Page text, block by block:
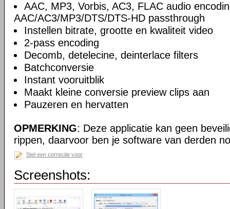
AAC, MP3, Vorbis, AC3, FLAC audio
AAC/AC3/MP3/DTS/DTS-HD passthrough
Instellen bitrate, grootte en kwaliteit video
2-pass encoding
Decomb, detelecine, deinterlace filters
Batchconversie
Instant vooruitblik
Maakt kleine conversie preview clips aan
Pauzeren en hervatten
OPMERKING: Deze applicatie kan geen
rippen, daarvoor ben je software van derden
Stel een correctie voor
Screenshots: